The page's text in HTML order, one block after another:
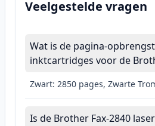
Veelgestelde vragen
Wat is de pagina-
inktcartridges voor de
Zwart: 2850 pages, Zwarte
Is de Brother Fax-2840